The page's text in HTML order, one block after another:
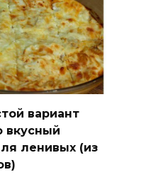
вариант
вкусный
ленивых (из